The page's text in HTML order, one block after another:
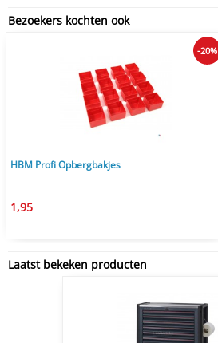
Bezoekers kochten ook
HBM Profi Opbergbakjes
1,95
-20%
Laatst bekeken producten